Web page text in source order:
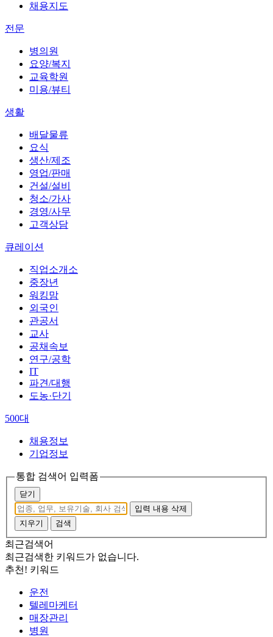
채용지도
전문
병의원
요양/복지
교육학원
미용/뷰티
생활
배달물류
요식
생산/제조
영업/판매
건설/설비
청소/가사
경영/사무
고객상담
큐레이션
직업소개소
중장년
워킹맘
외국인
관공서
교사
공채속보
연구/공학
IT
파견/대행
도농·단기
500대
채용정보
기업정보
통합 검색어 입력폼
닫기
입력 내용 삭제
지우기
검색
최근검색어
최근검색한 키워드가 없습니다.
추천! 키워드
운전
텔레마케터
매장관리
병원